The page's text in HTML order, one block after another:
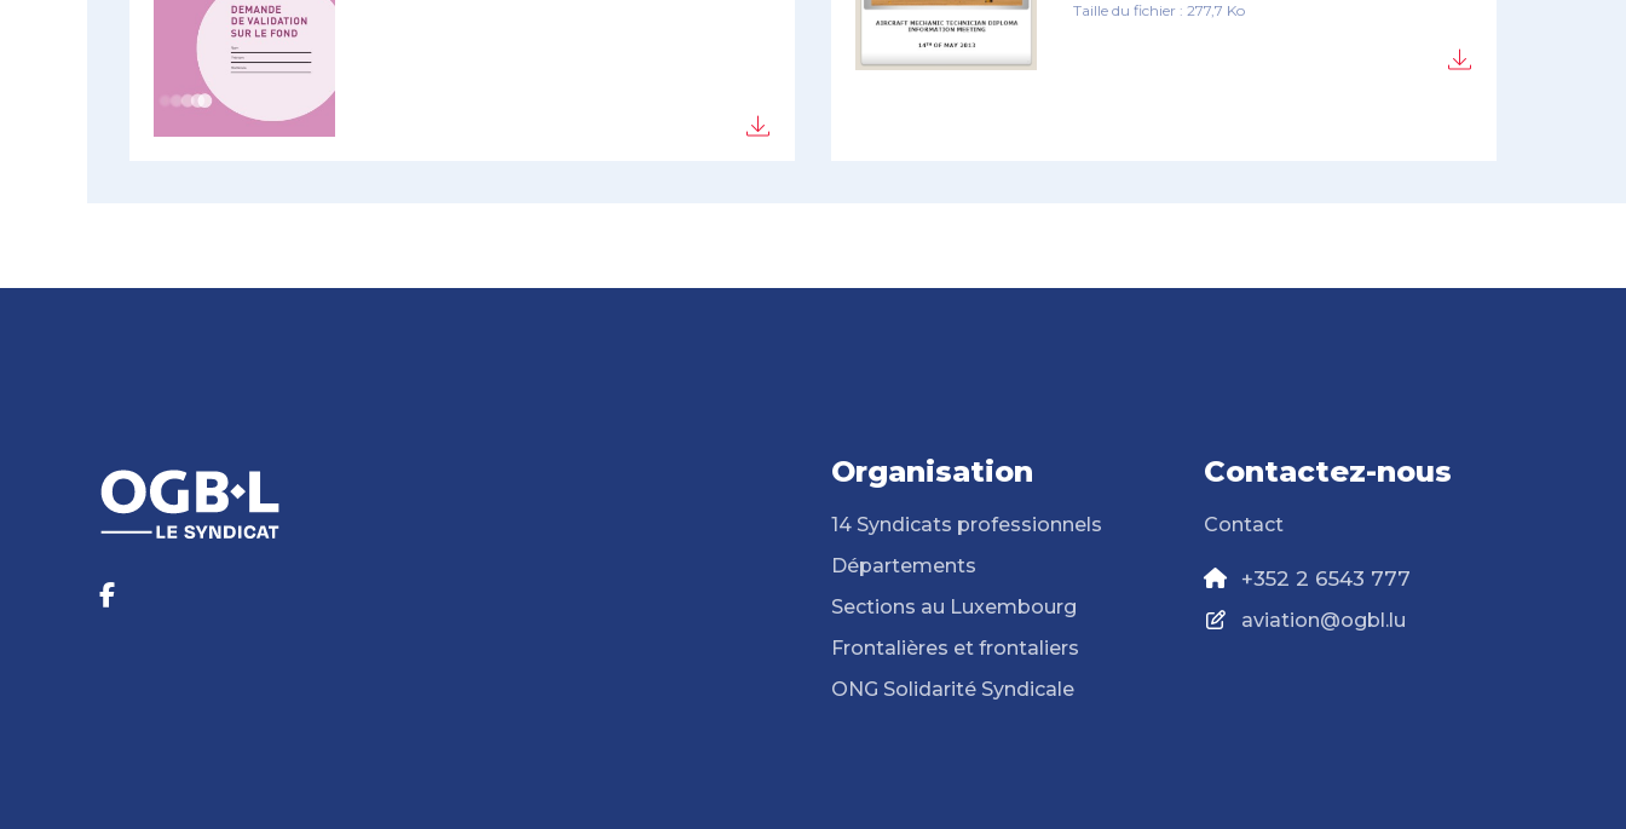
Taille du fichier : 277,7 Ko
Organisation
14 Syndicats professionnels
Départements
Sections au Luxembourg
Frontalières et frontaliers
ONG Solidarité Syndicale
Contactez-nous
Contact
+352 2 6543 777
aviation@ogbl.lu